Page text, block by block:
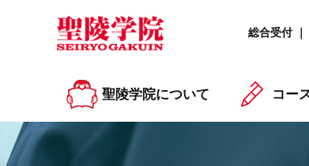
総合受付
聖陵学院について コー